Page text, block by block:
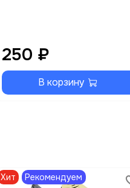
250 ₽
В корзину
Хит Рекомендуем